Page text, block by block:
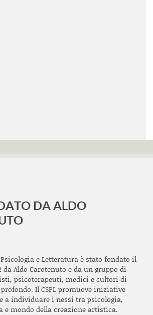
DA ALDO
e Letteratura è stato fondato il
da Aldo Carotenuto e da un gruppo di
psicoterapeuti, medici e cultori di
Il CSPL promuove iniziative
a individuare i nessi tra psicologia,
e mondo della creazione artistica.